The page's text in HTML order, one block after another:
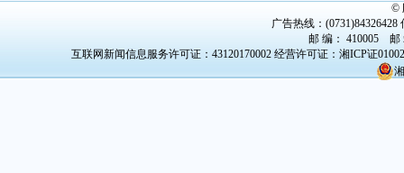
©
广告热线：(0731)84326428
邮 编： 410005 邮
互联网新闻信息服务许可证：43120170002 经营许可证：湘ICP证